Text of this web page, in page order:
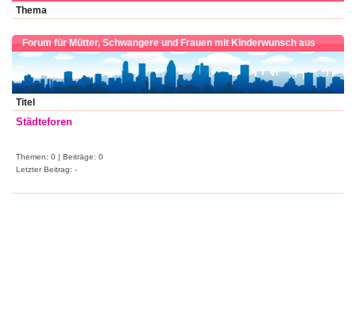
Thema
Forum für Mütter, Schwangere und Frauen mit Kinderwunsch aus
Titel
Städteforen
Themen: 0 | Beiträge: 0
Letzter Beitrag: -